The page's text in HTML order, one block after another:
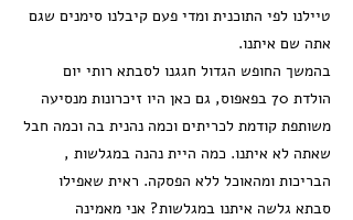
טיילנו לפי התוכנית ומדי פעם קיבלנו סימנים שגם
אתה שם איתנו.
בהמשך החופש הגדול חגגנו לסבתא רותי יום
הולדת 70 בפאפוס, גם כאן היו זיכרונות מנסיעה
משותפת קודמת לכריתים וכמה נהנית בה וכמה חבל
שאתה לא איתנו. כמה היית נהנה במגלשות ,
הבריכות ומהאוכל ללא הפסקה. ראית שאפילו
סבתא גלשה איתנו במגלשות? אני מאמינה